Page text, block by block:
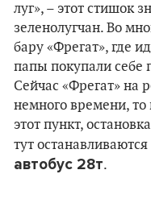
луг», – этот стишок
зеленолугчан. Во
бару «Фрегат», где
папы покупали себе
Сейчас «Фрегат» на
немного времени,
этот пункт,
тут останавливаются
автобус 28т.